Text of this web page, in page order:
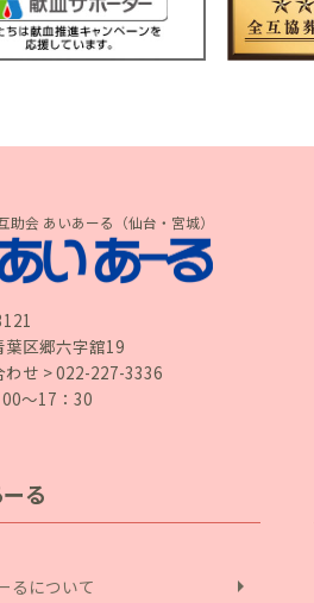
助会 あいあーる（仙台・宮城）
葉区郷六字舘19
わせ > 022-227-3336
〜17：30
る
るについて arrow_right